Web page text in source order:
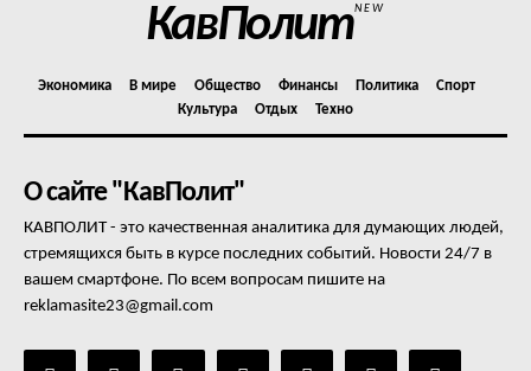
Контакты
КавПолитNEW
Экономика В мире Общество Финансы Политика
Спорт
Культура
Отдых Техно
О сайте "КавПолит"
КАВПОЛИТ - это качественная аналитика для думающих людей,
стремящихся быть в курсе последних событий. Новости 24/7 в
вашем смартфоне. По всем вопросам пишите на
reklamasite23@gmail.com